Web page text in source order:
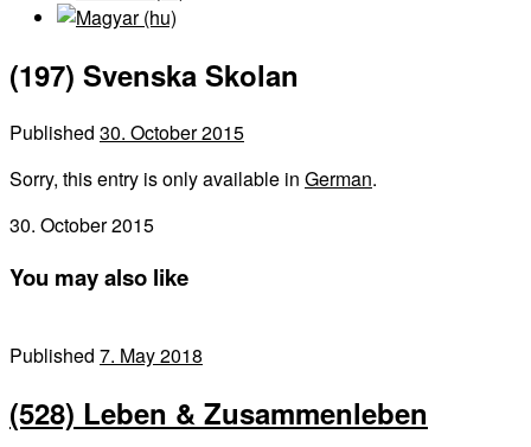
(197) Svenska Skolan
Published 30. October 2015
Sorry, this entry is only available in German.
30. October 2015
You may also like
Published 7. May 2018
(528) Leben & Zusammenleben